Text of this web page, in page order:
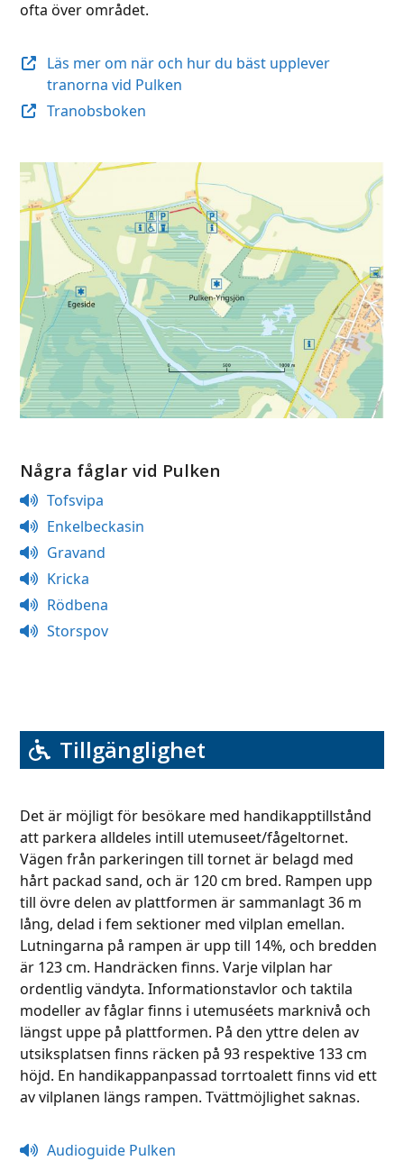
ofta över området.
Läs mer om när och hur du bäst upplever
tranorna vid Pulken
Tranobsboken
Några fåglar vid Pulken
Tofsvipa
Enkelbeckasin
Gravand
Kricka
Rödbena
Storspov
Tillgänglighet
Det är möjligt för besökare med handikapptillstånd
att parkera alldeles intill utemuseet/fågeltornet.
Vägen från parkeringen till tornet är belagd med
hårt packad sand, och är 120 cm bred. Rampen upp
till övre delen av plattformen är sammanlagt 36 m
lång, delad i fem sektioner med vilplan emellan.
Lutningarna på rampen är upp till 14%, och bredden
är 123 cm. Handräcken finns. Varje vilplan har
ordentlig vändyta. Informationstavlor och taktila
modeller av fåglar finns i utemuséets marknivå och
längst uppe på plattformen. På den yttre delen av
utsiksplatsen finns räcken på 93 respektive 133 cm
höjd. En handikappanpassad torrtoalett finns vid ett
av vilplanen längs rampen. Tvättmöjlighet saknas.
Audioguide Pulken